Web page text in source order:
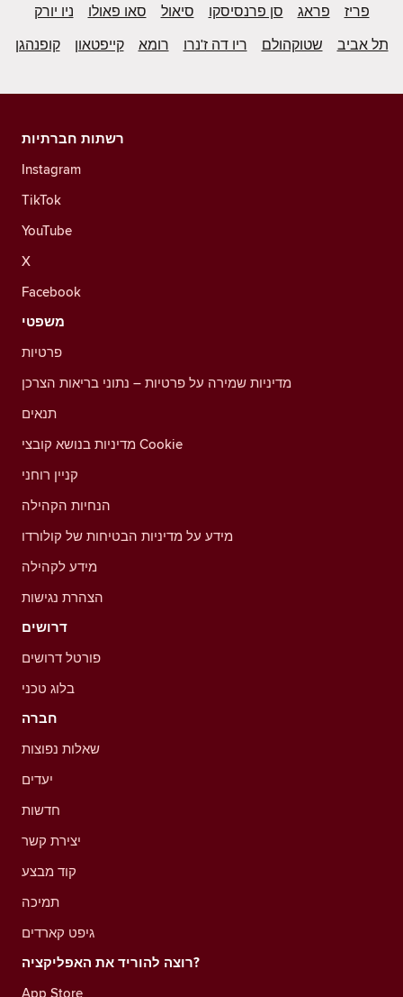
ניו יורק
סאו פאולו סיאול סן פרנסיסקו פראג
פריז
קופנהגן
קייפטאון רומא ריו דה ז'נרו שטוקהולם תל אביב
רשתות חברתיות
Instagram
TikTok
YouTube
X
Facebook
משפטי
פרטיות
מדיניות שמירה על פרטיות – נתוני בריאות הצרכן
תנאים
מדיניות בנושא קובצי Cookie
קניין רוחני
הנחיות הקהילה
מידע על מדיניות הבטיחות של קולורדו
מידע לקהילה
הצהרת נגישות
דרושים
פורטל דרושים
בלוג טכני
חברה
שאלות נפוצות
יעדים
חדשות
יצירת קשר
קוד מבצע
תמיכה
גיפט קארדים
רוצה להוריד את האפליקציה?
App Store